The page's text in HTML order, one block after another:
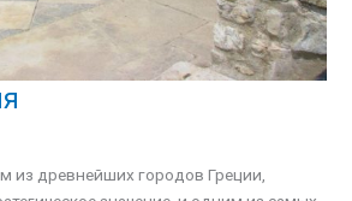
из древнейших городов Греции,